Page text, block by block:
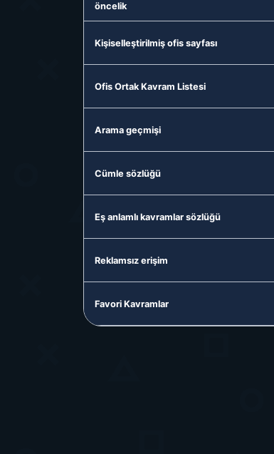
öncelik
Kişiselleştirilmiş ofis sayfası
Ofis Ortak Kavram Listesi
Arama geçmişi
Cümle sözlüğü
Eş anlamlı kavramlar sözlüğü
Reklamsız erişim
Favori Kavramlar